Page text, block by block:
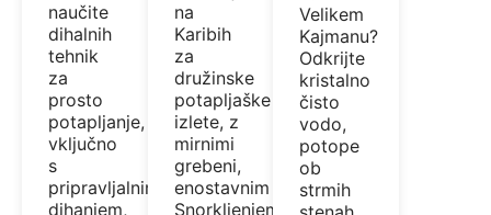
naučite
dihalnih
tehnik
za
prosto
potapljanje,
vključno
s
pripravljalnim
dihanjem,
na
Karibih
za
družinske
potapljaške
izlete, z
mirnimi
grebeni,
enostavnim
Snorkljenjem,
Velikem
Kajmanu?
Odkrijte
kristalno
čisto
vodo,
potope
ob
strmih